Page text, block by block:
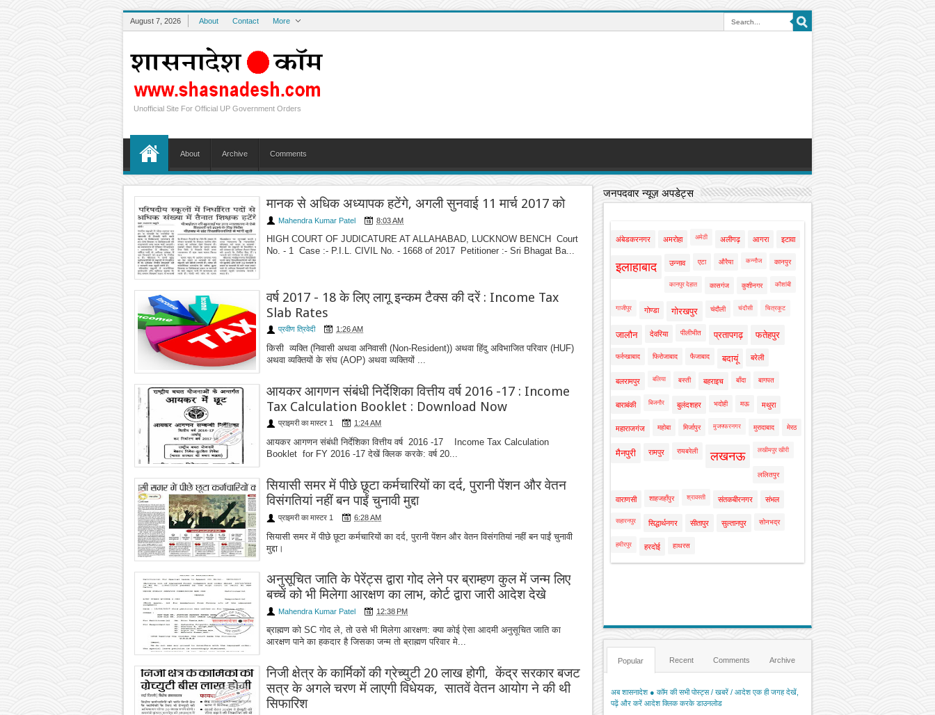
August 7, 2026 About Contact More
Unofficial Site For Official UP Government Orders
About Archive Comments
मानक से अधिक अध्यापक हटेंगे, अगली सुनवाई 11 मार्च 2017 को
Mahendra Kumar Patel 8:03 AM
HIGH COURT OF JUDICATURE AT ALLAHABAD, LUCKNOW BENCH Court
No. - 1 Case :- P.I.L. CIVIL No. - 1668 of 2017 Petitioner :- Sri Bhagat Ba...
वर्ष 2017 - 18 के लिए लागू इन्कम टैक्स की दरें : Income Tax
Slab Rates
प्रवीण त्रिवेदी 1:26 AM
किसी व्यक्ति (निवासी अथवा अनिवासी (Non-Resident)) अथवा हिंदु अविभाजित परिवार (HUF)
अथवा व्यक्तियों के संघ (AOP) अथवा व्यक्तियों ...
आयकर आगणन संबंधी निर्देशिका वित्तीय वर्ष 2016 -17 : Income
Tax Calculation Booklet : Download Now
प्राइमरी का मास्टर 1 1:24 AM
आयकर आगणन संबंधी निर्देशिका वित्तीय वर्ष 2016 -17 Income Tax Calculation
Booklet for FY 2016 -17 देखें क्लिक करके: वर्ष 20...
सियासी समर में पीछे छूटा कर्मचारियों का दर्द, पुरानी पेंशन और वेतन
विसंगतियां नहीं बन पाईं चुनावी मुद्दा
प्राइमरी का मास्टर 1 6:28 AM
सियासी समर में पीछे छूटा कर्मचारियों का दर्द, पुरानी पेंशन और वेतन विसंगतियां नहीं बन पाईं चुनावी
मुद्दा।
अनुसूचित जाति के पेरेंट्स द्वारा गोद लेने पर ब्राम्हण कुल में जन्म लिए
बच्चें को भी मिलेगा आरक्षण का लाभ, कोर्ट द्वारा जारी आदेश देखे
Mahendra Kumar Patel 12:38 PM
ब्राह्मण को SC गोद ले, तो उसे भी मिलेगा आरक्षण: क्या कोई ऐसा आदमी अनुसूचित जाति का
आरक्षण पाने का हकदार है जिसका जन्म तो ब्राह्मण परिवार मे...
निजी क्षेत्र के कार्मिकों की ग्रेच्युटी 20 लाख होगी, केंद्र सरकार बजट
सत्र के अगले चरण में लाएगी विधेयक, सातवें वेतन आयोग ने की थी
सिफारिश
जनपदवार न्यूज़ अपडेट्स
अंबेडकरनगर अमरोहा अमेठी अलीगढ़ आगरा इटावा
इलाहाबाद उन्नाव एटा औरैया कन्नौज कानपुर
कानपुर देहात कासगंज कुशीनगर कौशांबी
गाजीपुर गोण्डा गोरखपुर चंदौली चंदौसी चित्रकूट
जालौन देवरिया पीलीभीत प्रतापगढ़ फतेहपुर
फर्रुखाबाद फिरोजाबाद फैजाबाद बदायूं बरेली
बलरामपुर बलिया बस्ती बहराइच बाँदा बागपत
बाराबंकी बिजनौर बुलंदशहर भदोही मऊ मथुरा
महाराजगंज महोबा मिर्जापुर मुजफ्फरनगर मुरादाबाद मेरठ
मैनपुरी रामपुर रायबरेली लखनऊ लखीमपुर खीरी
ललितपुर
वाराणसी शाहजहाँपुर श्रावस्ती संतकबीरनगर संभल
सहारनपुर सिद्धार्थनगर सीतापुर सुल्तानपुर सोनभद्र
हमीरपुर हरदोई हाथरस
Popular Recent Comments Archive
अब शासनादेश ● कॉम की सभी पोस्ट्स / खबरें / आदेश एक ही जगह देखें,
पढ़ें और करें आदेश क्लिक करके डाउनलोड